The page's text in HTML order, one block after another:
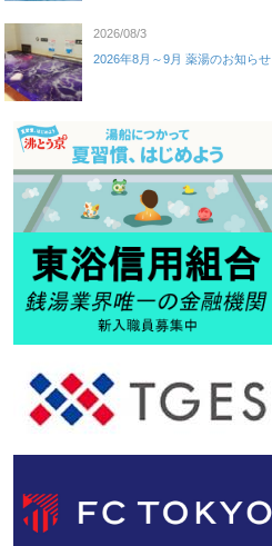
2026/08/3
2026年8月～9月 薬湯のお知らせ